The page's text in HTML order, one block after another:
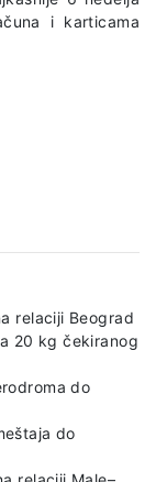
i karticama
relaciji Beograd
20 kg čekiranog
do
do